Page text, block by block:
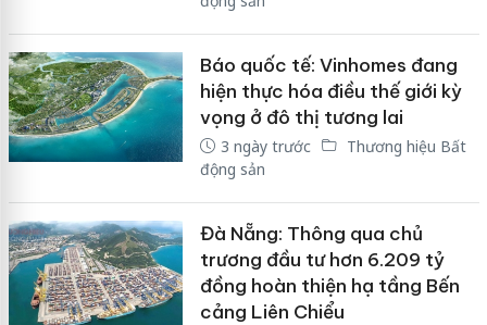
Báo quốc tế: Vinhomes đang
hiện thực hóa điều thế giới kỳ
vọng ở đô thị tương lai
3 ngày trước
Thương hiệu Bất
động sản
Đà Nẵng: Thông qua chủ
trương đầu tư hơn 6.209 tỷ
đồng hoàn thiện hạ tầng Bến
cảng Liên Chiểu